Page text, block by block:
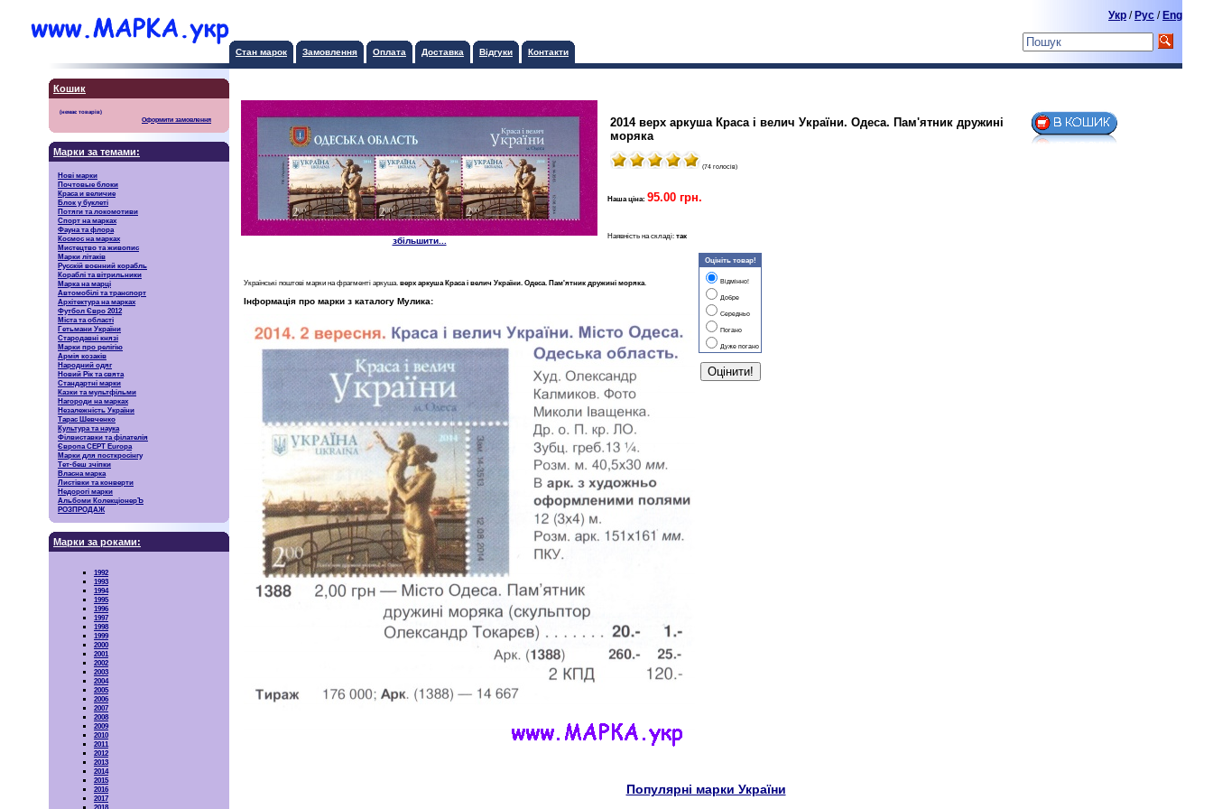
Стан марок Замовлення Оплата Доставка Відгуки Контакти
Укр / Pyc / Eng
Кошик
Оформити замовлення
Марки за темами:
Нові марки
Почтовые блоки
Краса и величие
Блок у буклеті
Потяги та локомотиви
Спорт на марках
Фауна та флора
Космос на марках
Мистецтво та живопис
Марки літаків
Русскiй воєнний корабль
Кораблі та вітрильники
Марка на марці
Автомобілі та транспорт
Архітектура на марках
Футбол Євро 2012
Міста та області
Гетьмани України
Стародавні князі
Марки про релігію
Армія козаків
Народний одяг
Новий Рік та свята
Стандартні марки
Казки та мультфільми
Нагороди на марках
Незалежність України
Тарас Шевченко
Культура та наука
Філвиставки та філателія
Європа CEPT Europa
Марки для посткросінгу
Тет-беш зчіпки
Власна марка
Листівки та конверти
Недорогі марки
Альбоми КолекціонерЪ
РОЗПРОДАЖ
Марки за роками:
1992
1993
1994
1995
1996
1997
1998
1999
2000
2001
2002
2003
2004
2005
2006
2007
2008
2009
2010
2011
2012
2013
2014
2015
2016
2017
збільшити...
2014 верх аркуша Краса і велич України. Одеса. Пам'ятник дружині
моряка
(74 голосів)
Наша ціна: 95.00 грн.
Наявність на складі: так
Українські поштові марки на фрагменті аркуша. верх аркуша Краса і велич України. Одеса. Пам'ятник дружині моряка
Інформація про марки з каталогу Мулика:
Оцініть товар!
Відмінно!
Добре
Середньо
Погано
Дуже погано
Популярні марки України